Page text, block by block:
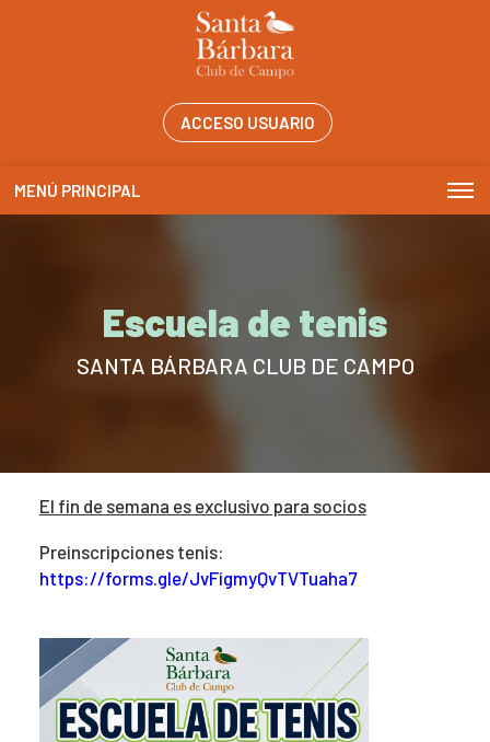
ACCESO USUARIO
MENÚ PRINCIPAL
Escuela de tenis
SANTA BÁRBARA CLUB DE CAMPO
El fin de semana es exclusivo para socios
Preinscripciones tenis:
https://forms.gle/JvFigmyQvTVTuaha7